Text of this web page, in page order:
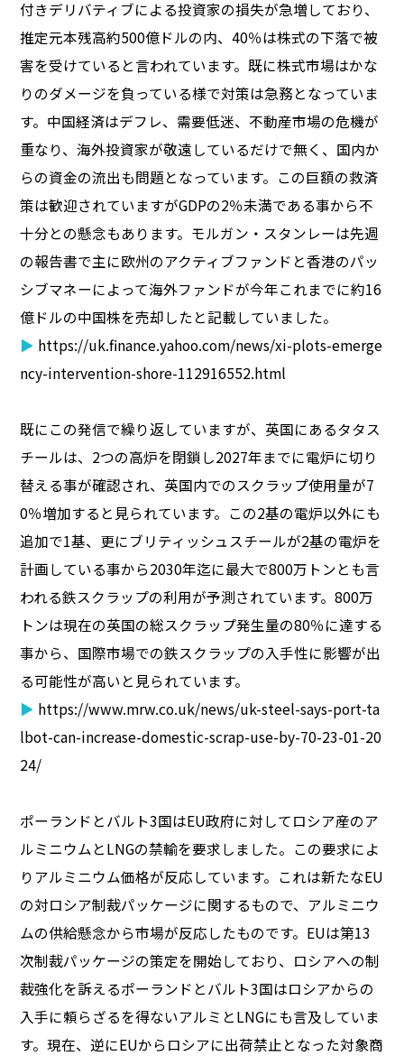
付きデリバティブによる投資家の損失が急増しており、
推定元本残高約500億ドルの内、40％は株式の下落で被
害を受けていると言われています。既に株式市場はかな
りのダメージを負っている様で対策は急務となっていま
す。中国経済はデフレ、需要低迷、不動産市場の危機が
重なり、海外投資家が敬遠しているだけで無く、国内か
らの資金の流出も問題となっています。この巨額の救済
策は歓迎されていますがGDPの2％未満である事から不
十分との懸念もあります。モルガン・スタンレーは先週
の報告書で主に欧州のアクティブファンドと香港のパッ
シブマネーによって海外ファンドが今年これまでに約16
億ドルの中国株を売却したと記載していました。
▶ https://uk.finance.yahoo.com/news/xi-plots-emerge
ncy-intervention-shore-112916552.html
既にこの発信で繰り返していますが、英国にあるタタス
チールは、2つの高炉を閉鎖し2027年までに電炉に切り
替える事が確認され、英国内でのスクラップ使用量が7
0％増加すると見られています。この2基の電炉以外にも
追加で1基、更にブリティッシュスチールが2基の電炉を
計画している事から2030年迄に最大で800万トンとも言
われる鉄スクラップの利用が予測されています。800万
トンは現在の英国の総スクラップ発生量の80％に達する
事から、国際市場での鉄スクラップの入手性に影響が出
る可能性が高いと見られています。
▶ https://www.mrw.co.uk/news/uk-steel-says-port-ta
lbot-can-increase-domestic-scrap-use-by-70-23-01-20
24/
ポーランドとバルト3国はEU政府に対してロシア産のア
ルミニウムとLNGの禁輸を要求しました。この要求によ
りアルミニウム価格が反応しています。これは新たなEU
の対ロシア制裁パッケージに関するもので、アルミニウ
ムの供給懸念から市場が反応したものです。EUは第13
次制裁パッケージの策定を開始しており、ロシアへの制
裁強化を訴えるポーランドとバルト3国はロシアからの
入手に頼らざるを得ないアルミとLNGにも言及していま
す。現在、逆にEUからロシアに出荷禁止となった対象商